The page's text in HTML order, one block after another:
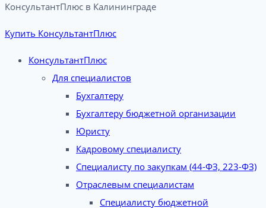
КонсультантПлюс в Калининграде​
Купить КонсультантПлюс
КонсультантПлюс
Для специалистов
Бухгалтеру
Бухгалтеру бюджетной организации
Юристу
Кадровому специалисту
Специалисту по закупкам (44-ФЗ, 223-ФЗ)
Отраслевым специалистам
Специалисту бюджетной